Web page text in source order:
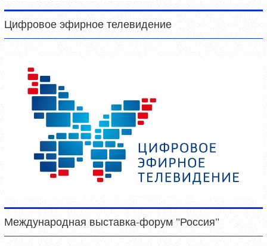
Цифровое эфирное телевидение
Международная выставка-форум "Россия"